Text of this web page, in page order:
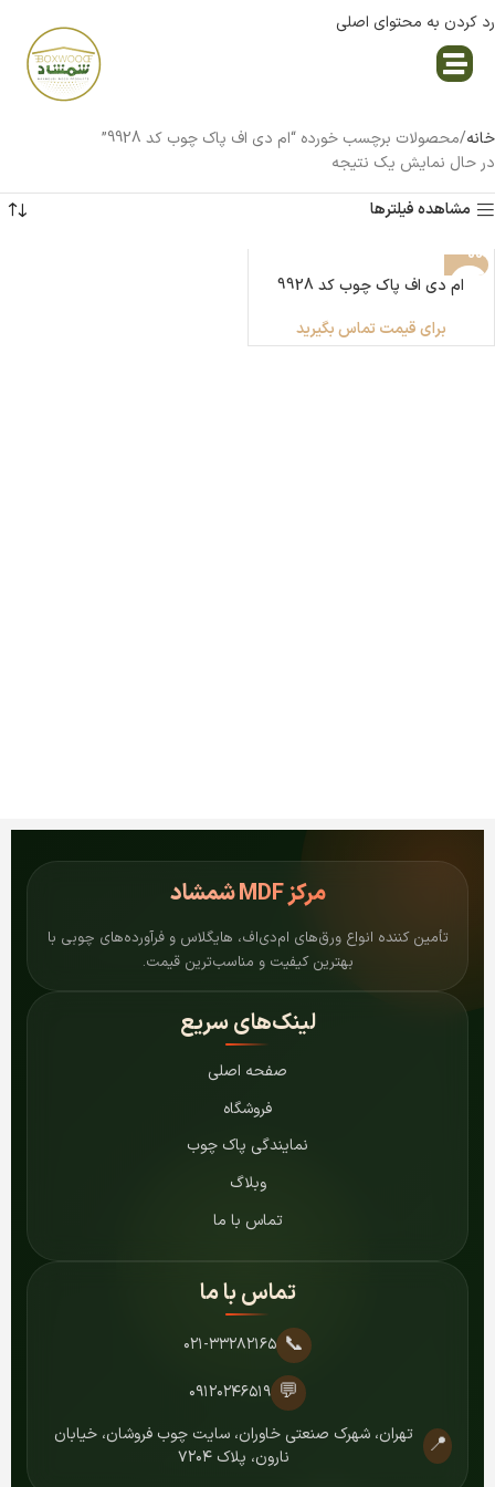
رد کردن به محتوای اصلی
خانه محصولات برچسب خورده “ام دی اف پاک چوب کد 9928”
در حال نمایش یک نتیجه
مشاهده فیلترها
ام دی اف پاک چوب کد 9928
برای قیمت تماس بگیرید
مرکزMDF شمشاد
تأمین کننده انواع ورق‌های ام‌دی‌اف، هایگلاس و فرآورده‌های چوبی با
بهترین کیفیت و مناسب‌ترین قیمت.
لینک‌های سریع
صفحه اصلی
فروشگاه
نمایندگی پاک چوب
وبلاگ
تماس با ما
تماس با ما
📞 ۰۲۱-۳۳۲۸۲۱۶۵
💬 ۰۹۱۲۰۲۴۶۵۱۹
📍
تهران، شهرک صنعتی خاوران، سایت چوب فروشان، خیابان
نارون، پلاک ۷۲۰۴